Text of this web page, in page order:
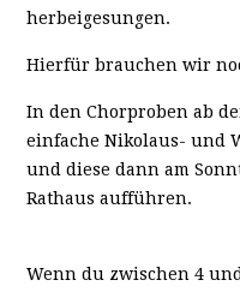
herbeigesungen.
Hierfür brauchen wir
In den Chorproben ab
einfache Nikolaus- und
und diese dann am
Rathaus aufführen.
Wenn du zwischen 4